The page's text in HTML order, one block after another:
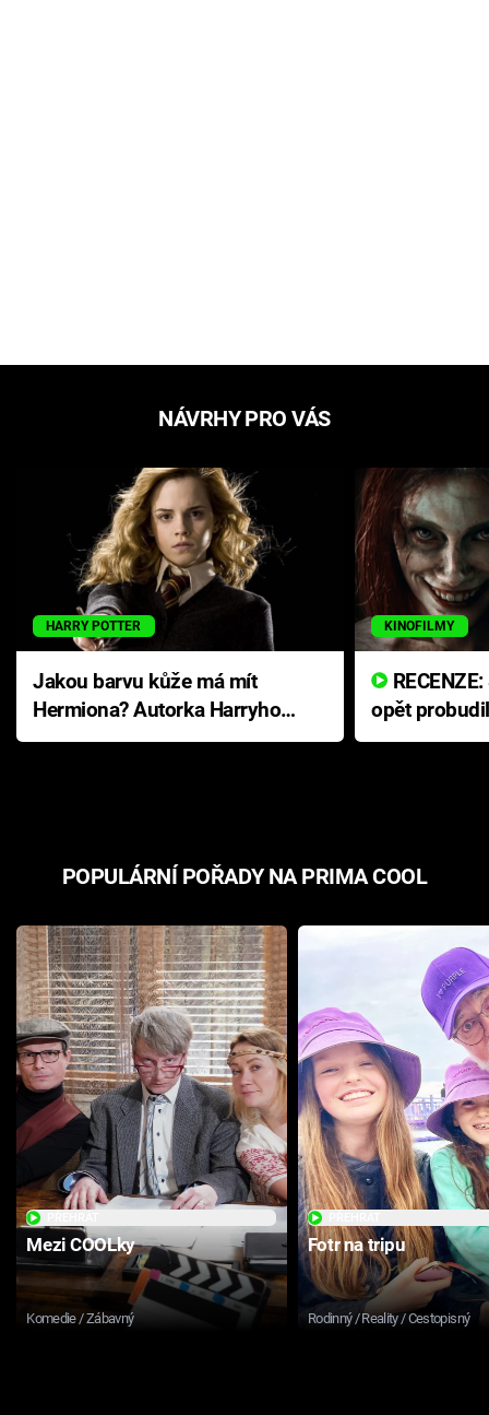
NÁVRHY PRO VÁS
HARRY POTTER
Jakou barvu kůže má mít
Hermiona? Autorka Harryho
Pottera přišla s ráznou
KINOFILMY
opět
přichází s
POPULÁRNÍ POŘADY NA PRIMA COOL
Mezi COOLky
Komedie / Zábavný
Fotr na tripu
Rodinný / Reality / Cestopisný